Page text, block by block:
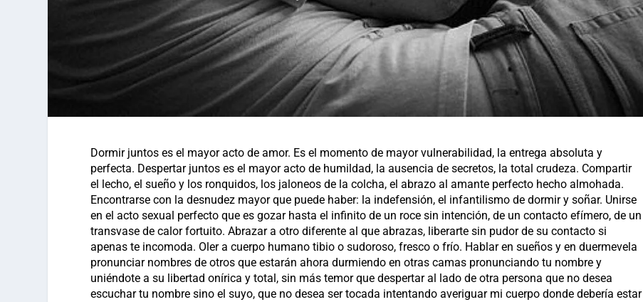
Dormir juntos es el mayor acto de amor. Es el momento de mayor vulnerabilidad, la entrega absoluta y
perfecta. Despertar juntos es el mayor acto de humildad, la ausencia de secretos, la total crudeza. Compartir
el lecho, el sueño y los ronquidos, los jaloneos de la colcha, el abrazo al amante perfecto hecho almohada.
Encontrarse con la desnudez mayor que puede haber: la indefensión, el infantilismo de dormir y soñar. Unirse
en el acto sexual perfecto que es gozar hasta el infinito de un roce sin intención, de un contacto efímero, de un
transvase de calor fortuito. Abrazar a otro diferente al que abrazas, liberarte sin pudor de su contacto si
apenas te incomoda. Oler a cuerpo humano tibio o sudoroso, fresco o frío. Hablar en sueños y en duermevela
pronunciar nombres de otros que estarán ahora durmiendo en otras camas pronunciando tu nombre y
uniéndote a su libertad onírica y total, sin más temor que despertar al lado de otra persona que no desea
escuchar tu nombre sino el suyo, que no desea ser tocada intentando averiguar mi cuerpo donde debería estar